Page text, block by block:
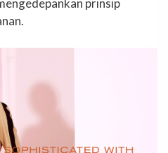
prinsip